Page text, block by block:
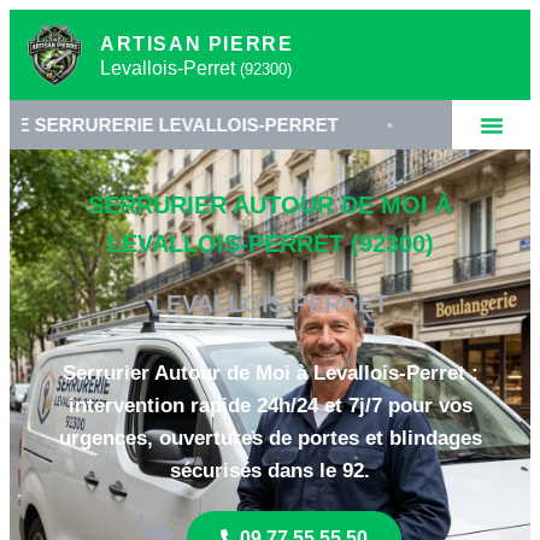
ARTISAN PIERRE
Levallois-Perret (92300)
LEVALLOIS-PERRET • SERRURIER 92300
SERRURIER AUTOUR DE MOI À
LEVALLOIS-PERRET (92300)
LEVALLOIS-PERRET
Serrurier Autour de Moi à Levallois-Perret :
intervention rapide 24h/24 et 7j/7 pour vos
urgences, ouvertures de portes et blindages
sécurisés dans le 92.